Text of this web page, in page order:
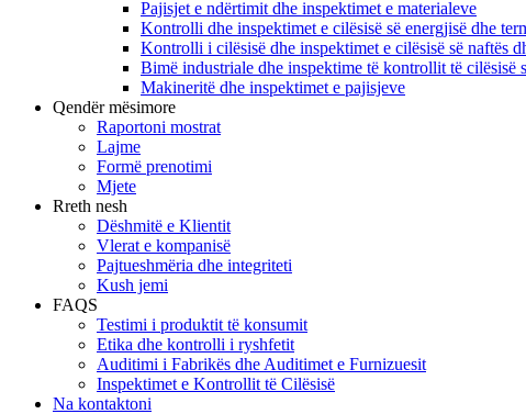
Pajisjet e ndërtimit dhe inspektimet e materialeve
Kontrolli dhe inspektimet e cilësisë së energjisë dhe
Kontrolli i cilësisë dhe inspektimet e cilësisë së naftës
Bimë industriale dhe inspektime të kontrollit të cilësisë
Makineritë dhe inspektimet e pajisjeve
Qendër mësimore
Raportoni mostrat
Lajme
Formë prenotimi
Mjete
Rreth nesh
Dëshmitë e Klientit
Vlerat e kompanisë
Pajtueshmëria dhe integriteti
Kush jemi
FAQS
Testimi i produktit të konsumit
Etika dhe kontrolli i ryshfetit
Auditimi i Fabrikës dhe Auditimet e Furnizuesit
Inspektimet e Kontrollit të Cilësisë
Na kontaktoni